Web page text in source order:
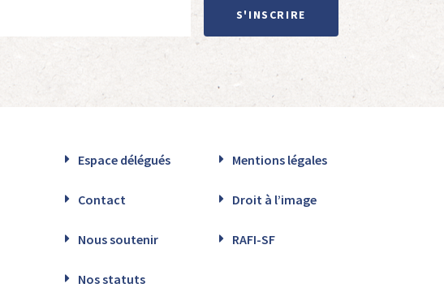
S'INSCRIRE
Espace délégués Mentions légales
Contact Droit à l’image
Nous soutenir RAFI-SF
Nos statuts